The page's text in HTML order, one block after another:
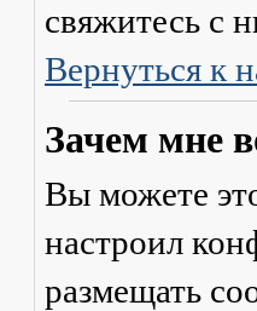
свяжитесь с
Вернуться к
Зачем мне
Вы можете
настроил
размещать